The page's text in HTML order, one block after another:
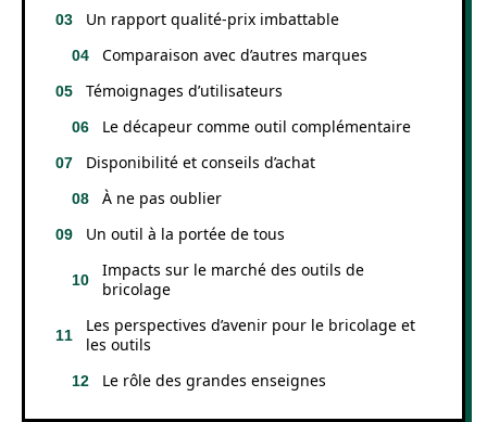
Un rapport qualité-prix imbattable
Comparaison avec d’autres marques
Témoignages d’utilisateurs
Le décapeur comme outil complémentaire
Disponibilité et conseils d’achat
À ne pas oublier
Un outil à la portée de tous
Impacts sur le marché des outils de
bricolage
Les perspectives d’avenir pour le bricolage et
les outils
Le rôle des grandes enseignes